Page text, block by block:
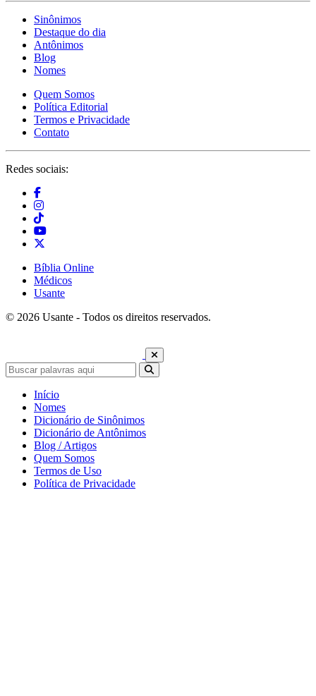
Sinônimos
Destaque do dia
Antônimos
Blog
Nomes
Quem Somos
Política Editorial
Termos e Privacidade
Contato
Redes sociais:
Bíblia Online
Médicos
Usante
© 2026 Usante - Todos os direitos reservados.
Início
Nomes
Dicionário de Sinônimos
Dicionário de Antônimos
Blog / Artigos
Quem Somos
Termos de Uso
Política de Privacidade